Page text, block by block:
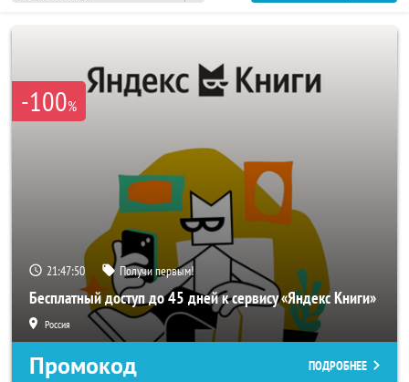
-100%
21:47:49 Получи первым!
Бесплатный доступ до 45 дней к сервису «Яндекс Книги»
Россия
Промокод ПОДРОБНЕЕ